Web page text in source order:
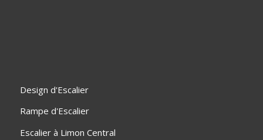
Design d'Escalier
Rampe d'Escalier
Escalier à Limon Central